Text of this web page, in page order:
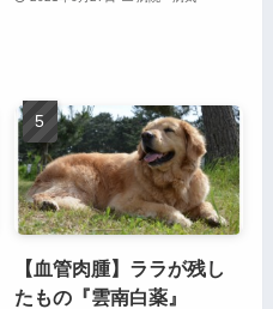
【血管肉腫】ララが残し
たもの『雲南白薬』